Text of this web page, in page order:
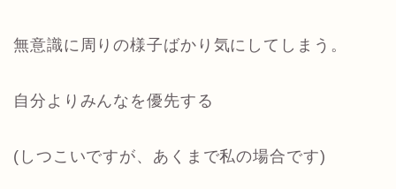
無意識に周りの様子ばかり気にしてしまう。
自分よりみんなを優先する
(しつこいですが、あくまで私の場合です)